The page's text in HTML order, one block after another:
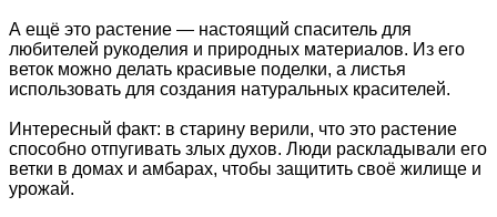
А ещё это растение — настоящий спаситель для
любителей рукоделия и природных материалов. Из его
веток можно делать красивые поделки, а листья
использовать для создания натуральных красителей.
Интересный факт: в старину верили, что это растение
способно отпугивать злых духов. Люди раскладывали его
ветки в домах и амбарах, чтобы защитить своё жилище и
урожай.